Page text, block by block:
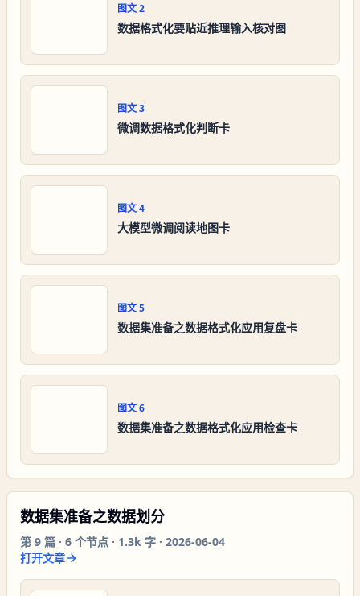
图文2
数据格式化要贴近推理输入核对图
图文3
微调数据格式化判断卡
图文4
大模型微调阅读地图卡
图文5
数据集准备之数据格式化应用复盘卡
图文6
数据集准备之数据格式化应用检查卡
数据集准备之数据划分
第 9 篇 · 6 个节点 · 1.3k 字 · 2026-06-04
打开文章